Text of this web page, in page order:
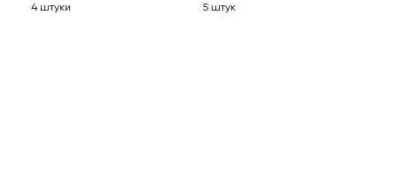
4 штуки 5 штук